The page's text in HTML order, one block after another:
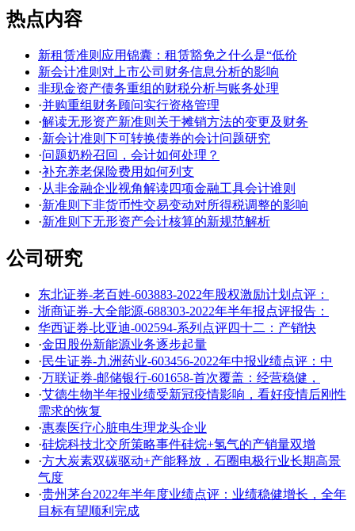
热点内容
新租赁准则应用锦囊：租赁豁免之什么是“低价
新会计准则对上市公司财务信息分析的影响
非现金资产债务重组的财税分析与账务处理
·并购重组财务顾问实行资格管理
·解读无形资产新准则关于摊销方法的变更及财务
·新会计准则下可转换债券的会计问题研究
·问题奶粉召回，会计如何处理？
·补充养老保险费用如何列支
·从非金融企业视角解读四项金融工具会计谁则
·新准则下非货币性交易变动对所得税调整的影响
·新准则下无形资产会计核算的新规范解析
公司研究
东北证券-老百姓-603883-2022年股权激励计划点评：
浙商证券-大全能源-688303-2022年半年报点评报告：
华西证券-比亚迪-002594-系列点评四十二：产销快
·金田股份新能源业务逐步起量
·民生证券-九洲药业-603456-2022年中报业绩点评：中
·万联证券-邮储银行-601658-首次覆盖：经营稳健，
·艾德生物半年报业绩受新冠疫情影响，看好疫情后刚性
需求的恢复
·惠泰医疗心脏电生理龙头企业
·硅烷科技北交所策略事件硅烷+氢气的产销量双增
·方大炭素双碳驱动+产能释放，石圈电极行业长期高景
气度
·贵州茅台2022年半年度业绩点评：业绩稳健增长，全年
目标有望顺利完成